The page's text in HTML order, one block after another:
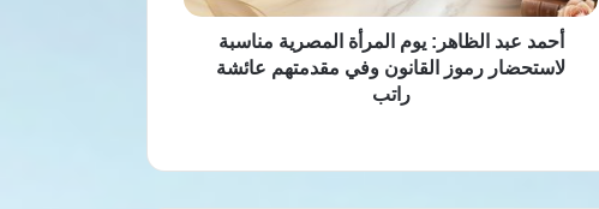
رموز
القانونأحمد عبد الظاهر: يوم المرأة المصرية مناسبة
لاستحضار رموز القانون وفي مقدمتهم عائشة
راتب